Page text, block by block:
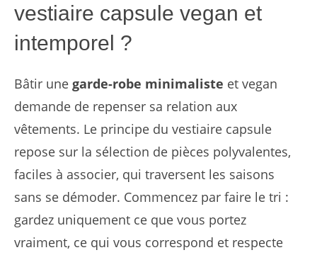
vestiaire capsule vegan et
intemporel ?
Bâtir une garde-robe minimaliste et vegan
demande de repenser sa relation aux
vêtements. Le principe du vestiaire capsule
repose sur la sélection de pièces polyvalentes,
faciles à associer, qui traversent les saisons
sans se démoder. Commencez par faire le tri :
gardez uniquement ce que vous portez
vraiment, ce qui vous correspond et respecte